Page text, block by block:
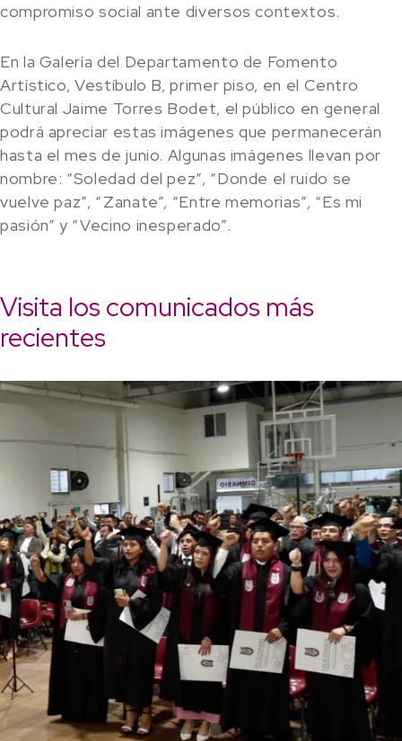
compromiso social ante diversos contextos.
En la Galería del Departamento de Fomento
Artístico, Vestíbulo B, primer piso, en el Centro
Cultural Jaime Torres Bodet, el público en general
podrá apreciar estas imágenes que permanecerán
hasta el mes de junio. Algunas imágenes llevan por
nombre: “Soledad del pez”, “Donde el ruido se
vuelve paz”, “Zanate”, “Entre memorias”, “Es mi
pasión” y “Vecino inesperado”.
Visita los comunicados más
recientes